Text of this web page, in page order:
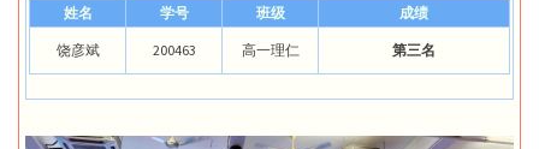
姓名
学号 班级 成绩
饶彦斌 200463 高一理仁 第三名